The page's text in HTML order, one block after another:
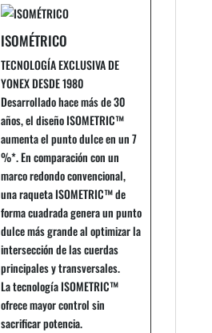
ISOMÉTRICO
TECNOLOGÍA EXCLUSIVA DE
YONEX DESDE 1980
Desarrollado hace más de 30
años, el diseño ISOMETRIC™
aumenta el punto dulce en un 7
%*. En comparación con un
marco redondo convencional,
una raqueta ISOMETRIC™ de
forma cuadrada genera un punto
dulce más grande al optimizar la
intersección de las cuerdas
principales y transversales.
La tecnología ISOMETRIC™
ofrece mayor control sin
sacrificar potencia.